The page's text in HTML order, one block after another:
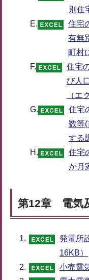
別住
E.
住宅
有無
町村
F.
住宅
び人
（エ
G.
住宅
数等
する
H.
住宅
か月
第12章 電気
発電所
16KB）
小売電